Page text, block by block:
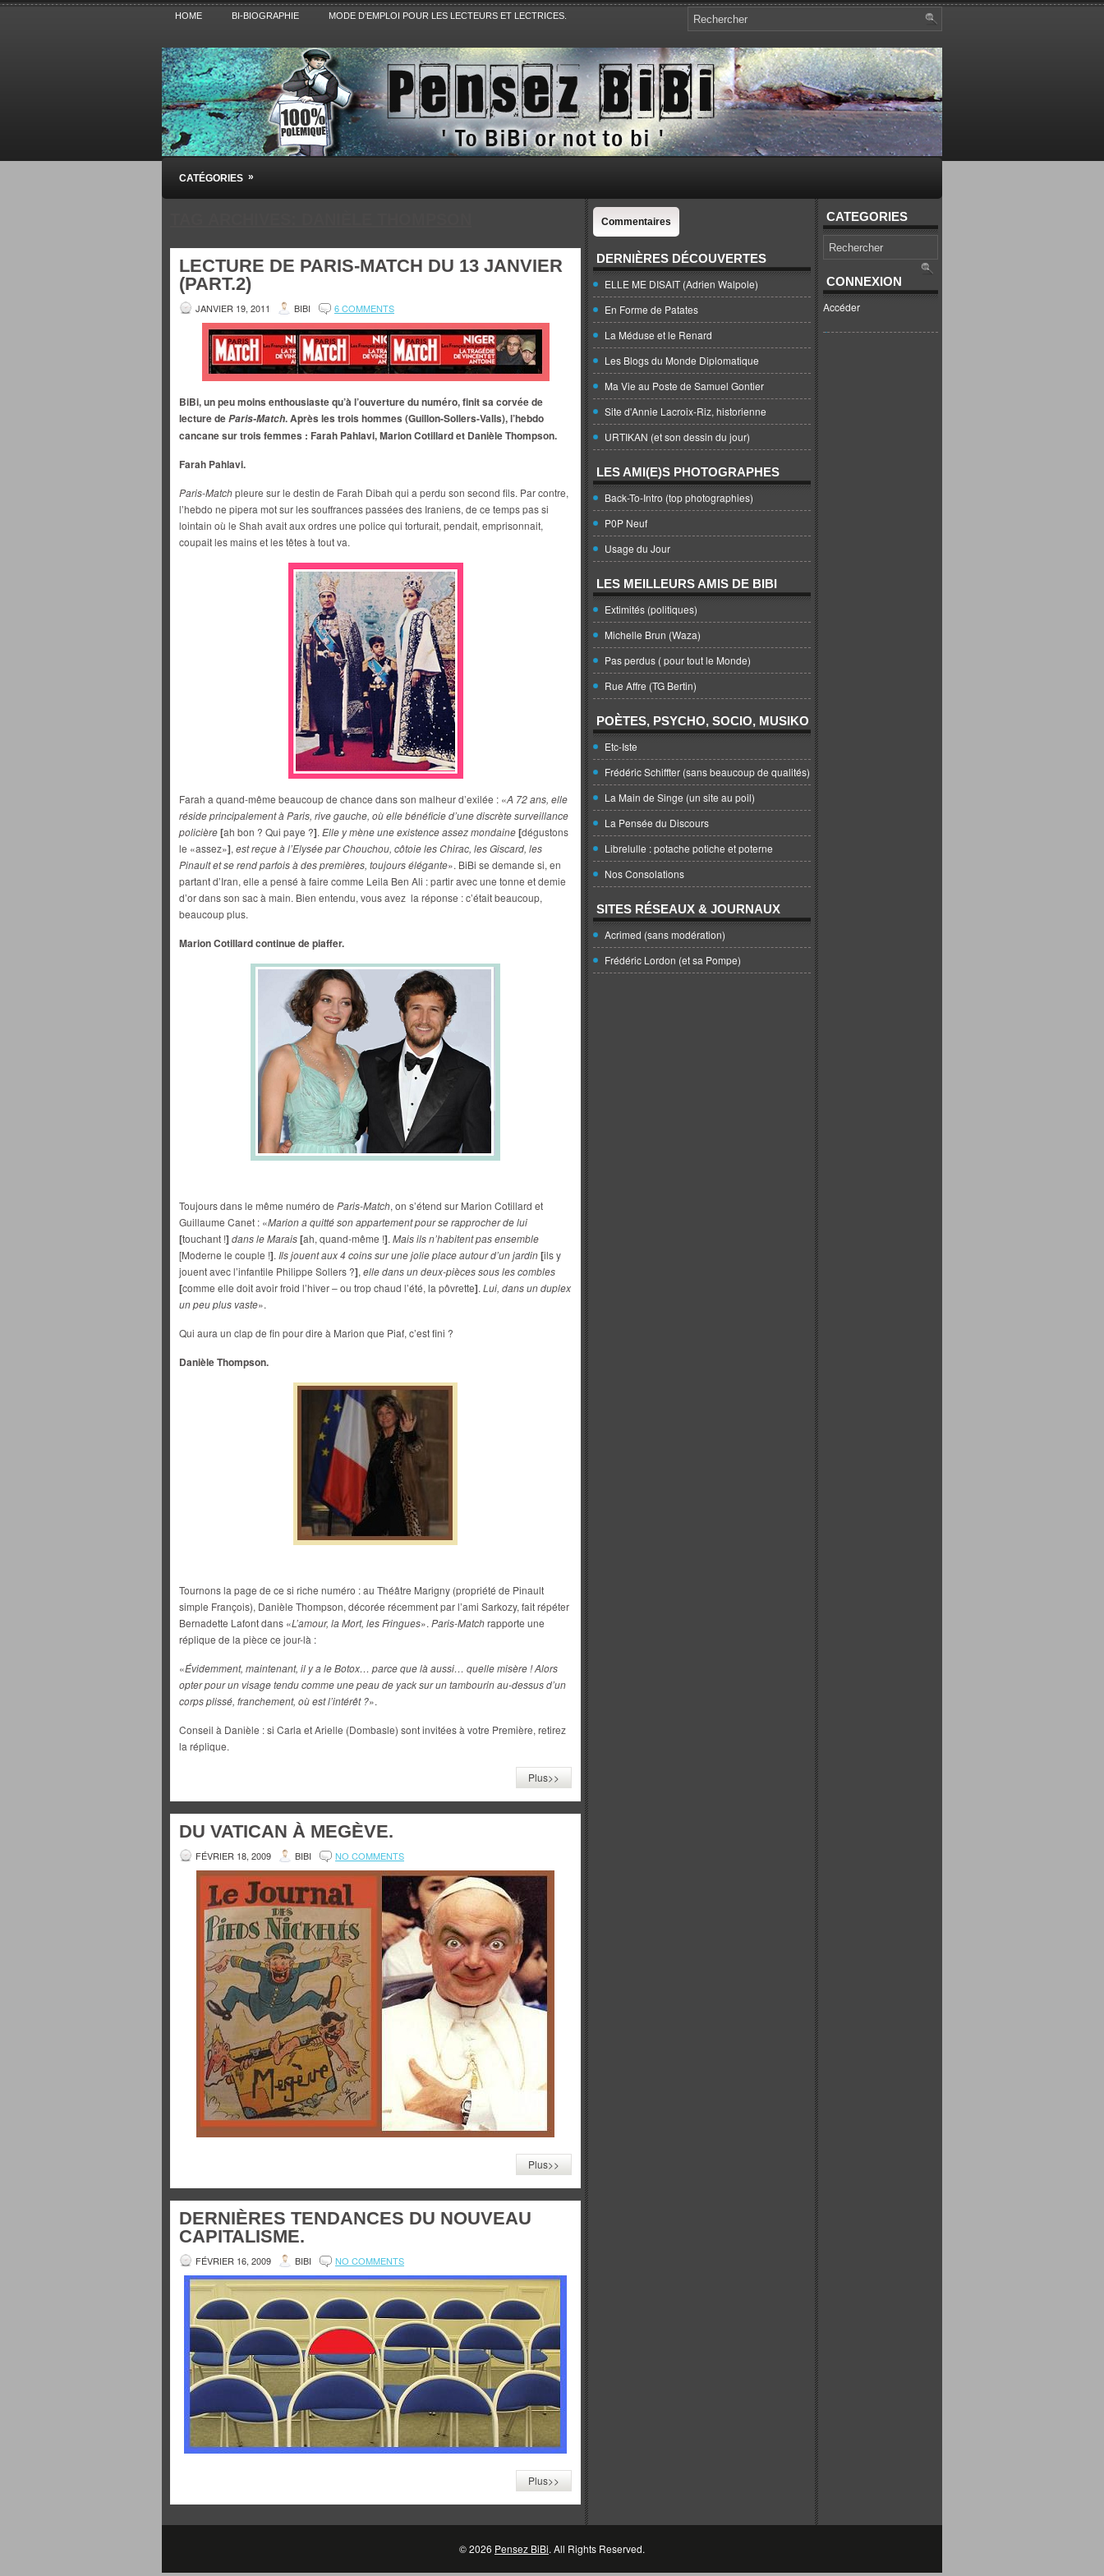
HOME BI-BIOGRAPHIE MODE D’EMPLOI POUR LES LECTEURS ET LECTRICES.
Pensez BiBi
Blog polémique sur l'Actualité, la Culture, la Politique, le Sport,. Avec Revue de presse et de blogs.
CATÉGORIES »
LECTURE DE PARIS-MATCH DU 13 JANVIER
(PART.2)
JANVIER 19, 2011 BIBI 6 COMMENTS
BiBi, un peu moins enthousiaste qu’à l’ouverture du numéro, finit sa corvée de
lecture deParis-Match. Après les trois hommes (Guillon-Sollers-Valls), l’hebdo
cancane sur trois femmes : Farah Pahlavi, Marion Cotillard et Danièle Thompson.
Farah Pahlavi.
Paris-Matchpleure sur le destin de Farah Dibah qui a perdu son second fils. Par contre,
l’hebdo ne pipera mot sur les souffrances passées des Iraniens, de ce temps pas si
lointain où le Shah avait aux ordres une police qui torturait, pendait, emprisonnait,
coupait les mains et les têtes à tout va.
Farah a quand-même beaucoup de chance dans son malheur d’exilée : «A 72 ans, elle
réside principalement à Paris, rive gauche, où elle bénéficie d’une discrète surveillance
policière[ah bon ? Qui paye ?]. Elle y mène une existence assez mondaine[dégustons
le «assez»], est reçue à l’Elysée par Chouchou, côtoie les Chirac, les Giscard, les
Pinault et se rend parfois à des premières, toujours élégante». BiBi se demande si, en
partant d’Iran, elle a pensé à faire comme Leila Ben Ali : partir avec une tonne et demie
d’or dans son sac à main. Bien entendu, vous avez la réponse : c’était beaucoup,
beaucoup plus.
Marion Cotillard continue de piaffer.
Toujours dans le même numéro de Paris-Match, on s’étend sur Marion Cotillard et
Guillaume Canet : «Marion a quitté son appartement pour se rapprocher de lui
[touchant !] dans le Marais[ah, quand-même !]. Mais ils n’habitent pas ensemble
[Moderne le couple !]. Ils jouent aux 4 coins sur une jolie place autour d’un jardin[ils y
jouent avec l’infantile Philippe Sollers ?], elle dans un deux-pièces sous les combles
[comme elle doit avoir froid l’hiver – ou trop chaud l’été, la pôvrette]. Lui, dans un duplex
un peu plus vaste».
Qui aura un clap de fin pour dire à Marion que Piaf, c’est fini ?
Danièle Thompson.
Tournons la page de ce si riche numéro : au Théâtre Marigny (propriété de Pinault
simple François), Danièle Thompson, décorée récemment par l’ami Sarkozy, fait répéter
Bernadette Lafont dans «L’amour, la Mort, les Fringues». Paris-Matchrapporte une
réplique de la pièce ce jour-là :
«Évidemment, maintenant, il y a le Botox… parce que là aussi… quelle misère ! Alors
opter pour un visage tendu comme une peau de yack sur un tambourin au-dessus d’un
corps plissé, franchement, où est l’intérêt ?».
Conseil à Danièle : si Carla et Arielle (Dombasle) sont invitées à votre Première, retirez
la réplique.
Plus>>
DU VATICAN À MEGÈVE.
FÉVRIER 18, 2009 BIBI NO COMMENTS
Plus>>
DERNIÈRES TENDANCES DU NOUVEAU
CAPITALISME.
FÉVRIER 16, 2009 BIBI NO COMMENTS
Plus>>
Commentaires
DERNIÈRES DÉCOUVERTES
ELLE ME DISAIT (Adrien Walpole)
En Forme de Patates
La Méduse et le Renard
Les Blogs du Monde Diplomatique
Ma Vie au Poste de Samuel Gontier
Site d'Annie Lacroix-Riz, historienne
URTIKAN (et son dessin du jour)
LES AMI(E)S PHOTOGRAPHES
Back-To-Intro (top photographies)
P0P Neuf
Usage du Jour
LES MEILLEURS AMIS DE BIBI
Extimités (politiques)
Michelle Brun (Waza)
Pas perdus ( pour tout le Monde)
Rue Affre (TG Bertin)
POÈTES, PSYCHO, SOCIO, MUSIKO
Etc-Iste
Frédéric Schiffter (sans beaucoup de qualités)
La Main de Singe (un site au poil)
La Pensée du Discours
Librelulle : potache potiche et poterne
Nos Consolations
SITES RÉSEAUX & JOURNAUX
Acrimed (sans modération)
Frédéric Lordon (et sa Pompe)
CATEGORIES
CONNEXION
Accéder
© 2026 Pensez BiBi. All Rights Reserved.